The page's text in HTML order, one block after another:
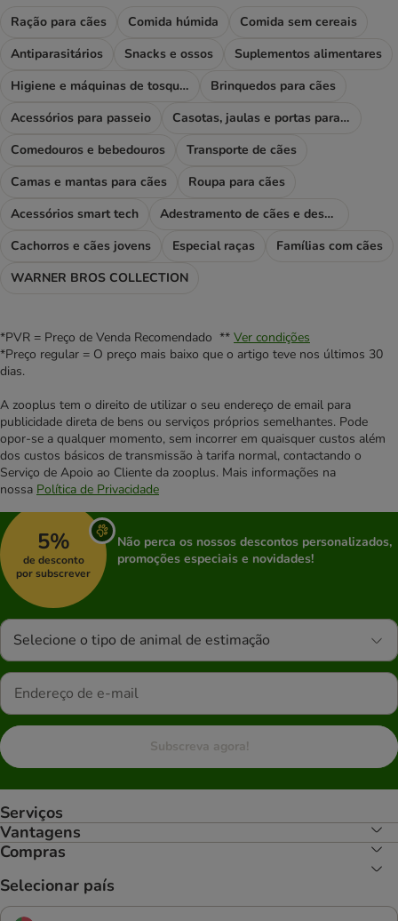
Ração para cães Comida húmida
Comida sem cereais
Antiparasitários
Snacks e ossos
Suplementos alimentares
Higiene e máquinas de tosquiar
Brinquedos para cães
Acessórios para passeio
Casotas, jaulas e portas para cães
Comedouros e bebedouros
Transporte de cães
Camas e mantas para cães
Roupa para cães
Acessórios smart tech
Adestramento de cães e desporto
Cachorros e cães jovens
Especial raças
Famílias com cães
WARNER BROS COLLECTION
*PVR = Preço de Venda Recomendado ** Ver condições
*Preço regular = O preço mais baixo que o artigo teve nos últimos 30
dias.
A zooplus tem o direito de utilizar o seu endereço de email para
publicidade direta de bens ou serviços próprios semelhantes. Pode
opor-se a qualquer momento, sem incorrer em quaisquer custos além
dos custos básicos de transmissão à tarifa normal, contactando o
Serviço de Apoio ao Cliente da zooplus. Mais informações na
nossa Política de Privacidade
5%
de desconto
por subscrever
Não perca os nossos descontos personalizados,
promoções especiais e novidades!
Selecione o tipo de animal de estimação
Subscreva agora!
Serviços
Vantagens
Compras
Selecionar país